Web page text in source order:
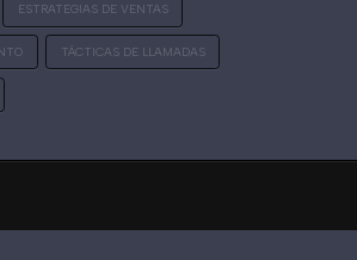
ESTRATEGIAS DE VENTAS
TÁCTICAS DE LLAMADAS